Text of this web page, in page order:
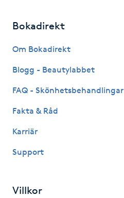
Hudvård
Hyaluronsyra
Hyperhidros
Hypnos
Hårborttagning
Hårförlängning
Bokadirekt
Om Bokadirekt
Blogg - Beautylabbet
FAQ - Skönhetsbehandlingar
Fakta & Råd
Karriär
Support
Villkor